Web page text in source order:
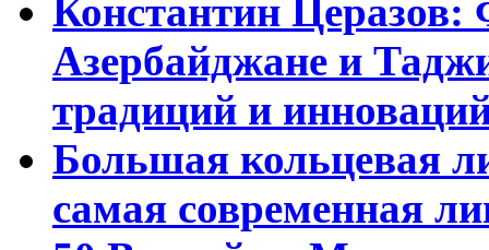
Константин Церазов:
Азербайджане и
традиций и
Большая кольцевая
самая современная